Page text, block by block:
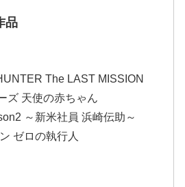
品
The LAST MISSION
ズ 天使の赤ちゃん
～新米社員 浜崎伝助～
ゼロの執行人